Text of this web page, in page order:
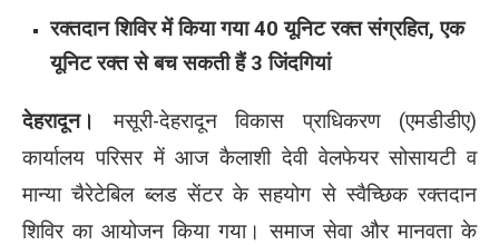
रक्तदान शिविर में किया गया 40 यूनिट रक्त संग्रहित, एक
यूनिट रक्त से बच सकती हैं 3 जिंदगियां
देहरादून।मसूरी-देहरादून विकास प्राधिकरण (एमडीडीए)
कार्यालय परिसर में आज कैलाशी देवी वेलफेयर सोसायटी व
मान्या चैरेटेबिल ब्लड सेंटर के सहयोग से स्वैच्छिक रक्तदान
शिविर का आयोजन किया गया। समाज सेवा और मानवता के